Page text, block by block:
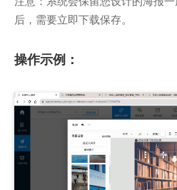
后，需要立即下载保存。
操作示例：